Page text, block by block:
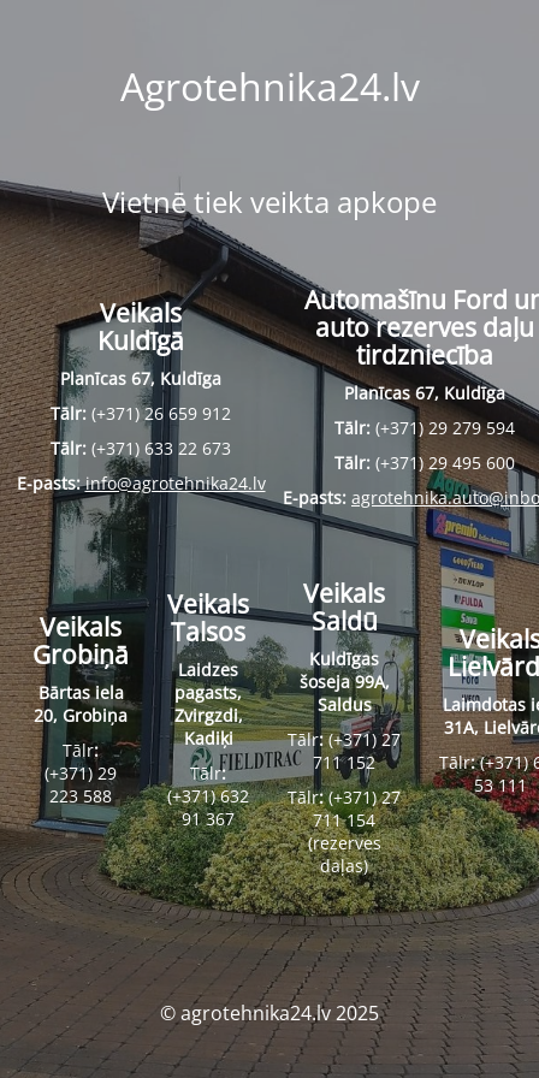
Agrotehnika24.lv
Vietnē tiek veikta apkope
Veikals
Kuldīgā
Planīcas 67, Kuldīga
Tālr: (+371) 26 659 912
Tālr: (+371) 633 22 673
E-pasts:info@agrotehnika24.lv
Automašīnu Ford
auto rezerves daļu
tirdzniecība
Planīcas 67, Kuldīga
Tālr: (+371) 29 279 594
Tālr: (+371) 29 495 600
E-pasts:
Veikals
Grobiņā
Bārtas iela
20, Grobiņa
Tālr:
(+371) 29
223 588
Veikals
Talsos
Laidzes
pagasts,
Zvirgzdi,
Kadiķi
Tālr:
(+371) 632
91 367
Veikals
Saldū
Kuldīgas
šoseja 99A,
Saldus
Tālr:(+371) 27
711 152
Tālr:(+371) 27
711 154
(rezerves
daļas)
Laimdotas
31A,
Tālr:(+371)
53 111
© agrotehnika24.lv 2025